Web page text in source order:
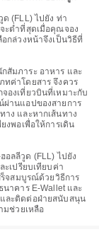
(FLL) ไปยัง ท่า
ะต่ำที่สุดเมื่อคุณจอง
กล่วงหน้าจึงเป็นวิธีที่
สัมภาระ อาหาร และ
ทค่าโดยสาร จึงควร
องเที่ยวบินที่เหมาะกับ
ผ่านแอปของสายการ
ง และหากเส้นทาง
งพอเพื่อให้การเดิน
ลลีวูด (FLL) ไปยัง
ะเปรียบเทียบค่า
ร็จสมบูรณ์ด้วยวิธีการ
นาคาร E-Wallet และ
ละติดต่อฝ่ายสนับสนุน
มช่วยเหลือ